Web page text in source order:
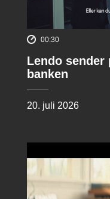
00:30
Lendo sender
banken
20. juli 2026